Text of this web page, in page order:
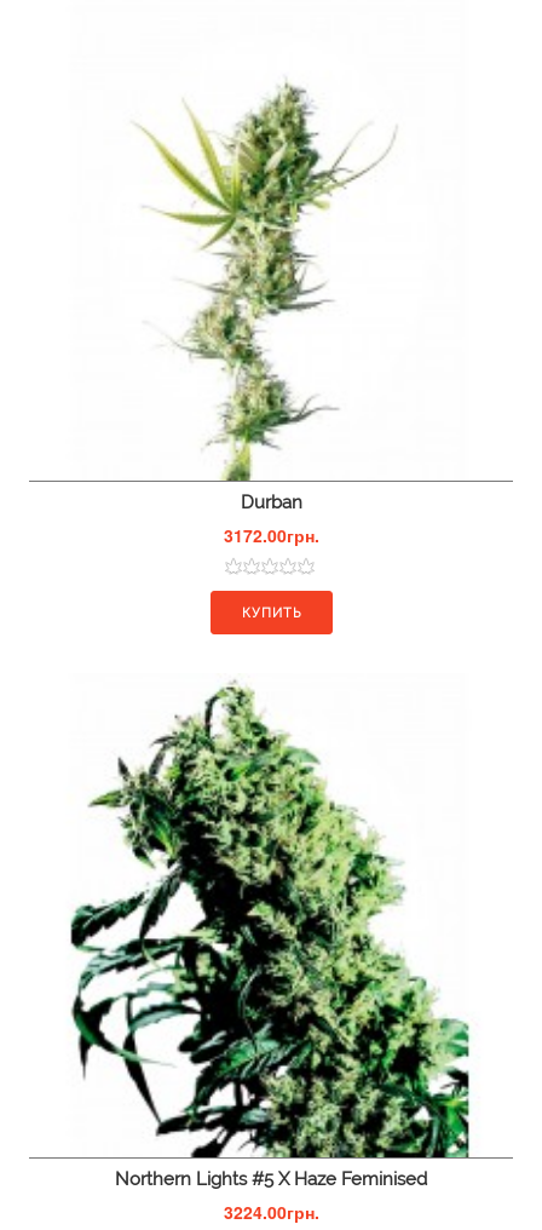
Durban
3172.00грн.
КУПИТЬ
Northern Lights #5 X Haze Feminised
3224.00грн.